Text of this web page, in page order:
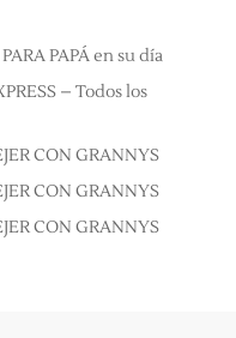
PAPÁ en su día
– Todos los
CON GRANNYS
CON GRANNYS
CON GRANNYS